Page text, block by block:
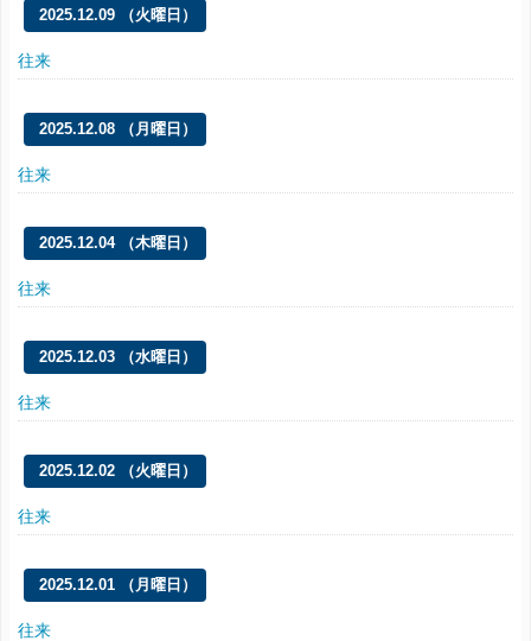
2025.12.09 （火曜日）
往来
2025.12.08 （月曜日）
往来
2025.12.04 （木曜日）
往来
2025.12.03 （水曜日）
往来
2025.12.02 （火曜日）
往来
2025.12.01 （月曜日）
往来